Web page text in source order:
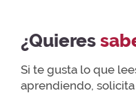
¿Quieres
Si te gusta lo que
aprendiendo,